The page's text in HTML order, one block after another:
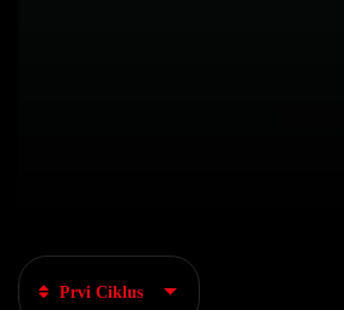
Prvi Ciklus